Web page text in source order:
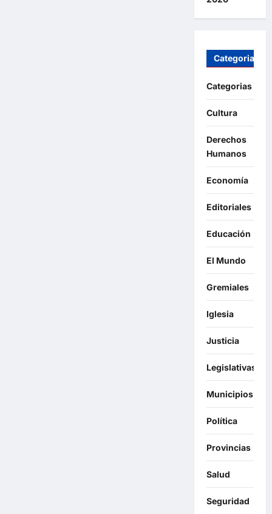
Categorias
Categorias
Cultura
Derechos
Humanos
Economía
Editoriales
Educación
El Mundo
Gremiales
Iglesia
Justicia
Legislativas
Municipios
Política
Provincias
Salud
Seguridad